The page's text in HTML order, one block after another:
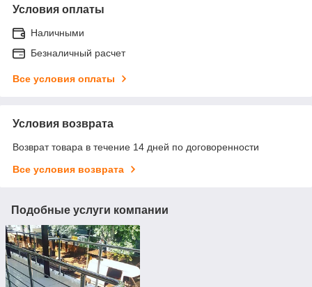
Условия оплаты
Наличными
Безналичный расчет
Все условия оплаты
Условия возврата
Возврат товара в течение 14 дней по договоренности
Все условия возврата
Подобные услуги компании